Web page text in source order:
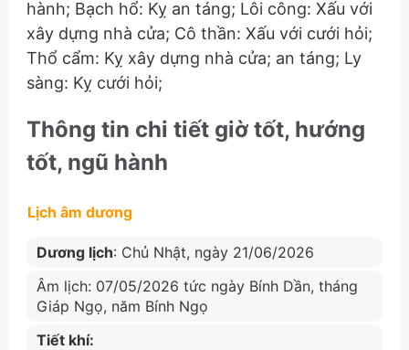
hành; Bạch hổ: Kỵ an táng; Lôi công: Xấu với
xây dựng nhà cửa; Cô thần: Xấu với cưới hỏi;
Thổ cẩm: Kỵ xây dựng nhà cửa; an táng; Ly
sàng: Kỵ cưới hỏi;
Thông tin chi tiết giờ tốt, hướng
tốt, ngũ hành
Lịch âm dương
Dương lịch: Chủ Nhật, ngày 21/06/2026
Âm lịch: 07/05/2026 tức ngày Bính Dần, tháng
Giáp Ngọ, năm Bính Ngọ
Tiết khí: